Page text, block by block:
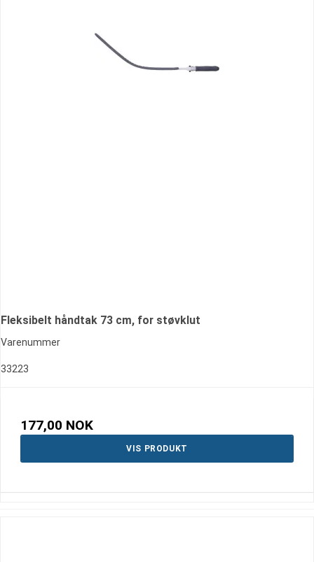
Fleksibelt håndtak 73 cm, for støvklut
Varenummer
33223
177,00 NOK
VIS PRODUKT